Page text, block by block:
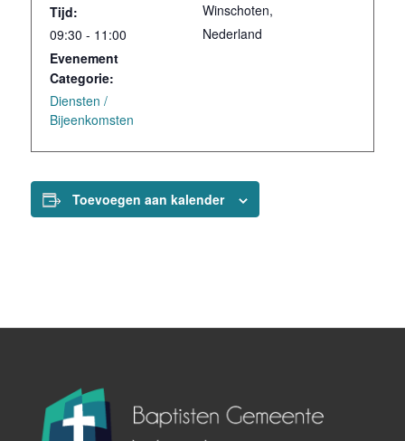
Tijd:
09:30 - 11:00
Evenement
Categorie:
Diensten /
Bijeenkomsten
Winschoten,
Nederland
Toevoegen aan kalender